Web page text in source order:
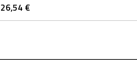
26,54 €